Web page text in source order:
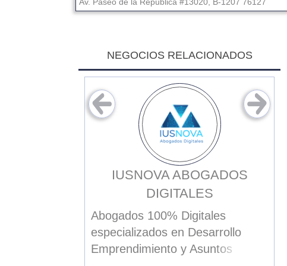
NEGOCIOS RELACIONADOS
IUSNOVA ABOGADOS
DIGITALES
Abogados 100% Digitales
especializados en Desarrollo
Emprendimiento y Asuntos